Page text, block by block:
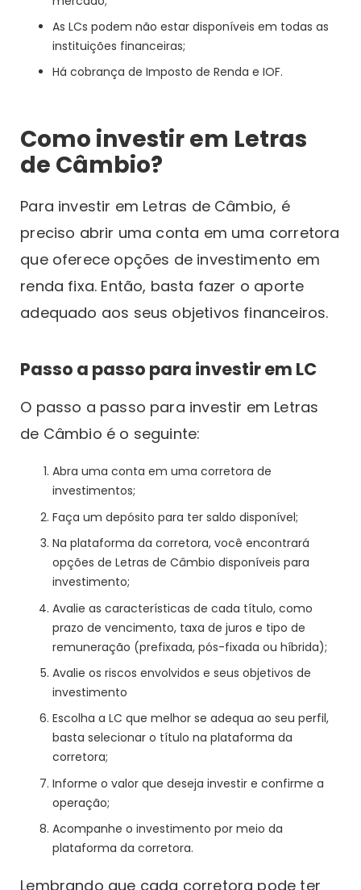
As LCs podem não estar disponíveis em todas as
instituições financeiras;
Há cobrança de Imposto de Renda e IOF.
Como investir em Letras
de Câmbio?
Para investir em Letras de Câmbio, é
preciso abrir uma conta em uma corretora
que oferece opções de investimento em
renda fixa. Então, basta fazer o aporte
adequado aos seus objetivos financeiros.
Passo a passo para investir em LC
O passo a passo para investir em Letras
de Câmbio é o seguinte:
Abra uma conta em uma corretora de
investimentos;
Faça um depósito para ter saldo disponível;
Na plataforma da corretora, você encontrará
opções de Letras de Câmbio disponíveis para
investimento;
Avalie as características de cada título, como
prazo de vencimento, taxa de juros e tipo de
remuneração (prefixada, pós-fixada ou híbrida);
Avalie os riscos envolvidos e seus objetivos de
investimento
Escolha a LC que melhor se adequa ao seu perfil,
basta selecionar o título na plataforma da
corretora;
Informe o valor que deseja investir e confirme a
operação;
Acompanhe o investimento por meio da
plataforma da corretora.
Lembrando que cada corretora pode ter